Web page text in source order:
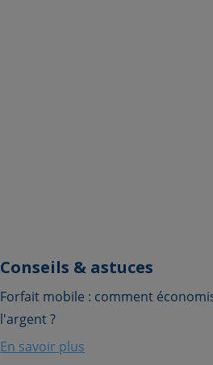
Conseils & astuces
Forfait mobile : comment
l'argent ?
En savoir plus